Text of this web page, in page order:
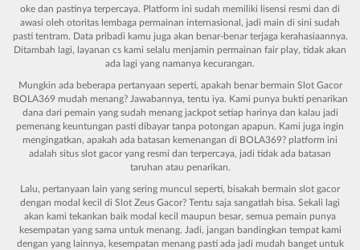
oke dan pastinya terpercaya. Platform ini sudah memiliki lisensi resmi dan di
awasi oleh otoritas lembaga permainan internasional, jadi main di sini sudah
pasti tentram. Data pribadi kamu juga akan benar-benar terjaga kerahasiaannya.
Ditambah lagi, layanan cs kami selalu menjamin permainan fair play, tidak akan
ada lagi yang namanya kecurangan.
Mungkin ada beberapa pertanyaan seperti, apakah benar bermain Slot Gacor
BOLA369 mudah menang? Jawabannya, tentu iya. Kami punya bukti penarikan
dana dari pemain yang sudah menang jackpot setiap harinya dan kalau jadi
pemenang keuntungan pasti dibayar tanpa potongan apapun. Kami juga ingin
mengingatkan, apakah ada batasan kemenangan di BOLA369? platform ini
adalah situs slot gacor yang resmi dan terpercaya, jadi tidak ada batasan
taruhan atau penarikan.
Lalu, pertanyaan lain yang sering muncul seperti, bisakah bermain slot gacor
dengan modal kecil di Slot Zeus Gacor? Tentu saja sangatlah bisa. Sekali lagi
akan kami tekankan baik modal kecil maupun besar, semua pemain punya
kesempatan yang sama untuk menang. Jadi, jangan bandingkan tempat kami
dengan yang lainnya, kesempatan menang pasti ada jadi mudah banget untuk